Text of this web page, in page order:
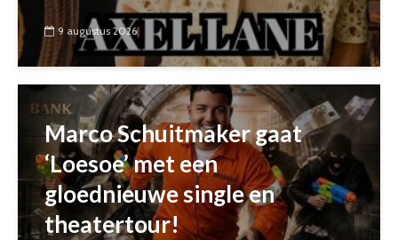
9 augustus 2026
Marco Schuitmaker gaat
‘Loesoe’ met een
gloednieuwe single en
theatertour!